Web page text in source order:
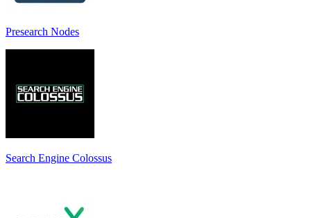
Presearch Nodes
Search Engine Colossus